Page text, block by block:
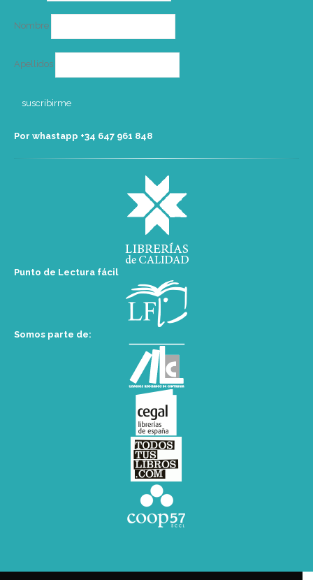
Nombre
Apellidos
Por whastapp +34 ‭647 961 848‬
Punto de Lectura fácil
Somos parte de: